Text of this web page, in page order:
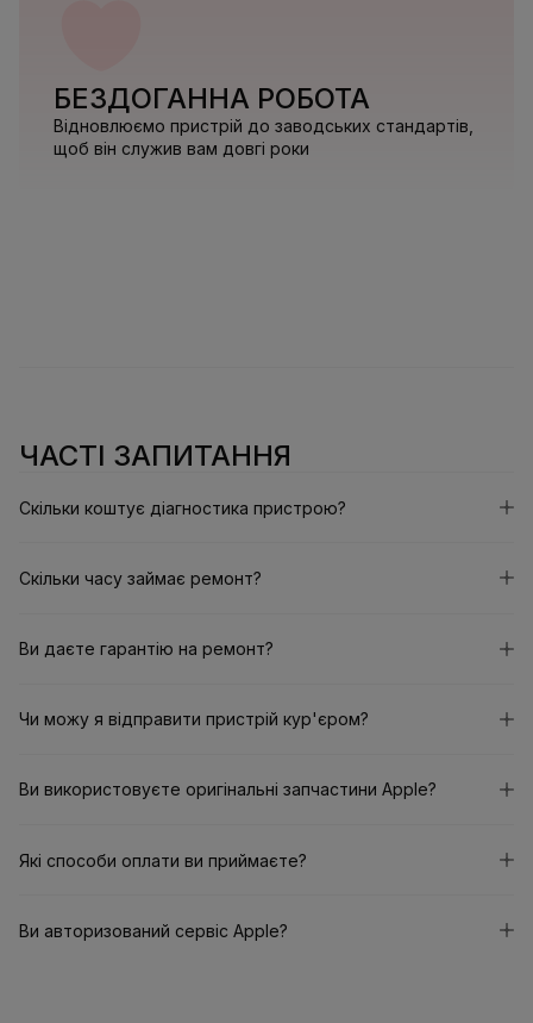
БЕЗДОГАННА РОБОТА
Відновлюємо пристрій до заводських стандартів,
щоб він служив вам довгі роки
ЧАСТІ ЗАПИТАННЯ
Скільки коштує діагностика пристрою?
Скільки часу займає ремонт?
Ви даєте гарантію на ремонт?
Чи можу я відправити пристрій кур'єром?
Ви використовуєте оригінальні запчастини Apple?
Які способи оплати ви приймаєте?
Ви авторизований сервіс Apple?